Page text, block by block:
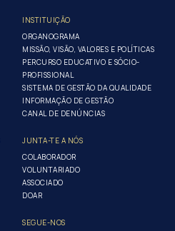
INSTITUIÇÃO
ORGANOGRAMA
MISSÃO, VISÃO, VALORES E POLÍTICAS
PERCURSO EDUCATIVO E SÓCIO-
PROFISSIONAL
SISTEMA DE GESTÃO DA QUALIDADE
INFORMAÇÃO DE GESTÃO
CANAL DE DENÚNCIAS
JUNTA-TE A NÓS
COLABORADOR
VOLUNTARIADO
ASSOCIADO
DOAR
SEGUE-NOS